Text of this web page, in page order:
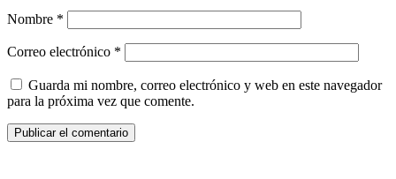
Nombre *
Correo electrónico *
Guarda mi nombre, correo electrónico y web en este navegador
para la próxima vez que comente.